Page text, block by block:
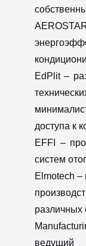
EdPlit –
доступа к
EFFI –
систем
Elmotech